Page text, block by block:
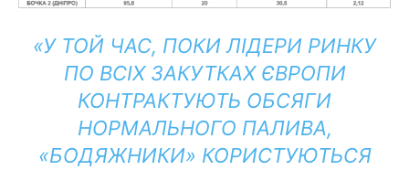
«У ТОЙ ЧАС, ПОКИ ЛІДЕРИ РИНКУ
ПО ВСІХ ЗАКУТКАХ ЄВРОПИ
КОНТРАКТУЮТЬ ОБСЯГИ
НОРМАЛЬНОГО ПАЛИВА,
«БОДЯЖНИКИ» КОРИСТУЮТЬСЯ